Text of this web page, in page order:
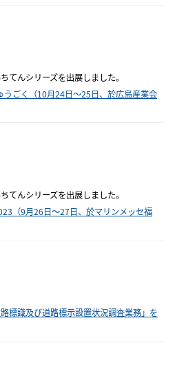
てんシリーズを出展しました。
ごく（10月24日～25日、於広島産業会
てんシリーズを出展しました。
（9月26日～27日、於マリンメッセ福
標識及び道路標示設置状況調査業務」を